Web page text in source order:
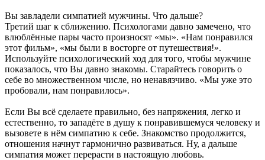
Вы завладели симпатией мужчины. Что дальше?
Третий шаг к сближению. Психологами давно замечено, что
влюблённые пары часто произносят «мы». «Нам понравился
этот фильм», «мы были в восторге от путешествия!».
Используйте психологический ход для того, чтобы мужчине
показалось, что Вы давно знакомы. Старайтесь говорить о
себе во множественном числе, но ненавязчиво. «Мы уже это
пробовали, нам понравилось».
Если Вы всё сделаете правильно, без напряжения, легко и
естественно, то западёте в душу к понравившемуся человеку и
вызовете в нём симпатию к себе. Знакомство продолжится,
отношения начнут гармонично развиваться. Ну, а дальше
симпатия может перерасти в настоящую любовь.